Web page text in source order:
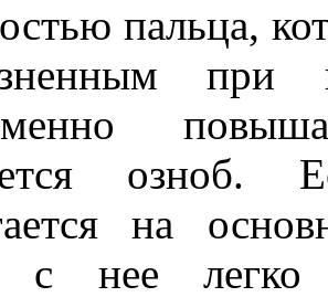
пальца,
при
озноб.
на
с нее легко